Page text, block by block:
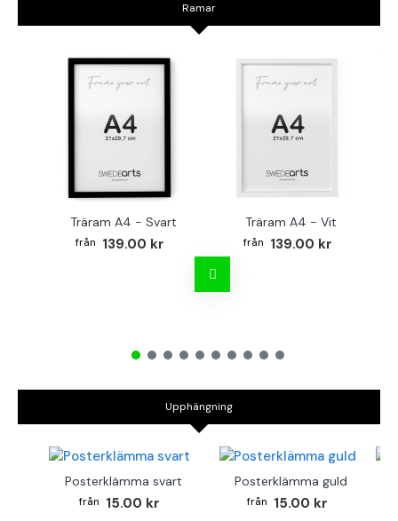
Ramar
Träram A4 - Svart
139.00 kr
Träram A4 - Vit
139.00 kr
Upphängning
Posterklämma svart
15.00 kr
Posterklämma guld
15.00 kr